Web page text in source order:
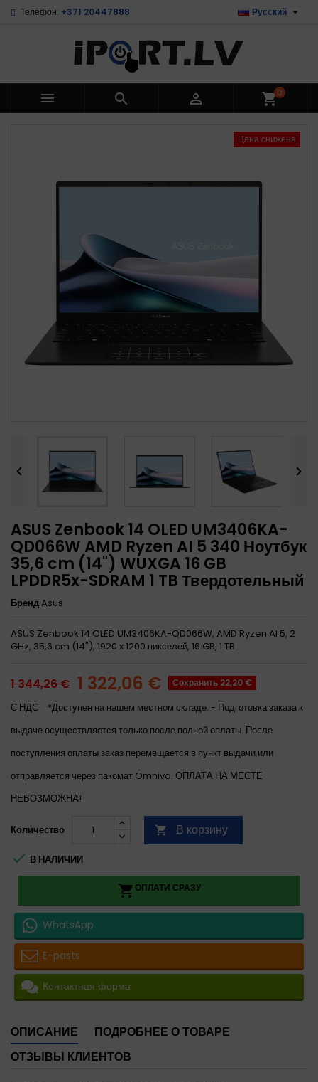
Телефон: +371 20447888 Русский 
   shopping_cart0
Цена снижена
 
ASUS Zenbook 14 OLED UM3406KA-
QD066W AMD Ryzen AI 5 340 Ноутбук
35,6 cm (14") WUXGA 16 GB
LPDDR5x-SDRAM 1 TB Твердотельный
БрендAsus
ASUS Zenbook 14 OLED UM3406KA-QD066W, AMD Ryzen AI 5, 2
GHz, 35,6 cm (14"), 1920 x 1200 пикселей, 16 GB, 1 TB
1 344,26 € 1 322,06 € Сохранить 22,20 €
С НДС
*Доступен на нашем местном складе. - Подготовка заказа к
выдаче осуществляется только после полной оплаты. После
поступления оплаты заказ перемещается в пункт выдачи или
отправляется через пакомат Omniva. ОПЛАТА НА МЕСТЕ
НЕВОЗМОЖНА!
Количество  В корзину
 В НАЛИЧИИ
ОПЛАТИ СРАЗУ
WhatsApp
E-pasts
Контактная форма
ОПИСАНИЕ
ПОДРОБНЕЕ О ТОВАРЕ
ОТЗЫВЫ КЛИЕНТОВ